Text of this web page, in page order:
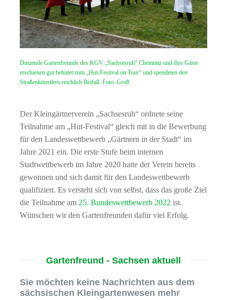
Dutzende Gartenfreunde des KGV „Sachsesruh“ Chemnitz und ihre Gäste
erschienen gut behütet zum „Hut-Festival on Tour“ und spendeten den
Straßenkünstlern reichlich Beifall. Foto: Groß
Der Kleingärtnerverein „Sachsesruh“ ordnete seine
Teilnahme am „Hut-Festival“ gleich mit in die Bewerbung
für den Landeswettbewerb „Gärtnern in der Stadt“ im
Jahre 2021 ein. Die erste Stufe beim internen
Stadtwettbewerb im Jahre 2020 hatte der Verein bereits
gewonnen und sich damit für den Landeswettbewerb
qualifiziert. Es versteht sich von selbst, dass das große Ziel
die Teilnahme am 25. Bundeswettbewerb 2022 ist.
Wünschen wir den Gartenfreunden dafür viel Erfolg.
Gartenfreund - Sachsen aktuell
Sie möchten keine Nachrichten aus dem
sächsischen Kleingartenwesen mehr